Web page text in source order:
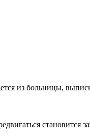
из больницы,
становится